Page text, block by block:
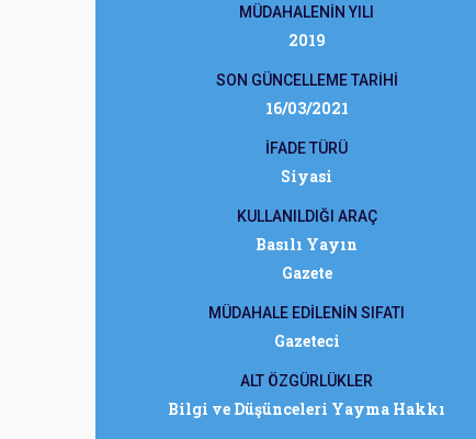
MÜDAHALENİN YILI
2019
SON GÜNCELLEME TARİHİ
16/03/2021
İFADE TÜRÜ
Siyasi
KULLANILDIĞI ARAÇ
Basılı Yayın
Gazete
MÜDAHALE EDİLENİN SIFATI
Gazeteci
ALT ÖZGÜRLÜKLER
Bilgi ve Düşünceleri Yayma Hakkı